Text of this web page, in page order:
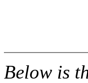
Below is